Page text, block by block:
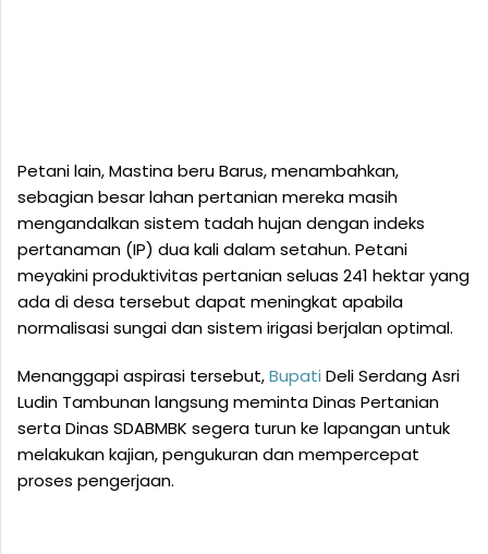
Petani lain, Mastina beru Barus, menambahkan,
sebagian besar lahan pertanian mereka masih
mengandalkan sistem tadah hujan dengan indeks
pertanaman (IP) dua kali dalam setahun. Petani
meyakini produktivitas pertanian seluas 241 hektar yang
ada di desa tersebut dapat meningkat apabila
normalisasi sungai dan sistem irigasi berjalan optimal.
Menanggapi aspirasi tersebut,Bupati Deli Serdang Asri
Ludin Tambunan langsung meminta Dinas Pertanian
serta Dinas SDABMBK segera turun ke lapangan untuk
melakukan kajian, pengukuran dan mempercepat
proses pengerjaan.